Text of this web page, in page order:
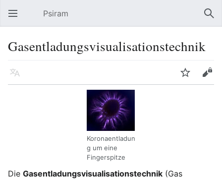
Hauptmenü öffnen Psiram
Gasentladungsvisualisationstechnik
Sprache Beobachten Bearbeiten
Koronaentladun
g um eine
Fingerspitze
Die Gasentladungsvisualisationstechnik (Gas